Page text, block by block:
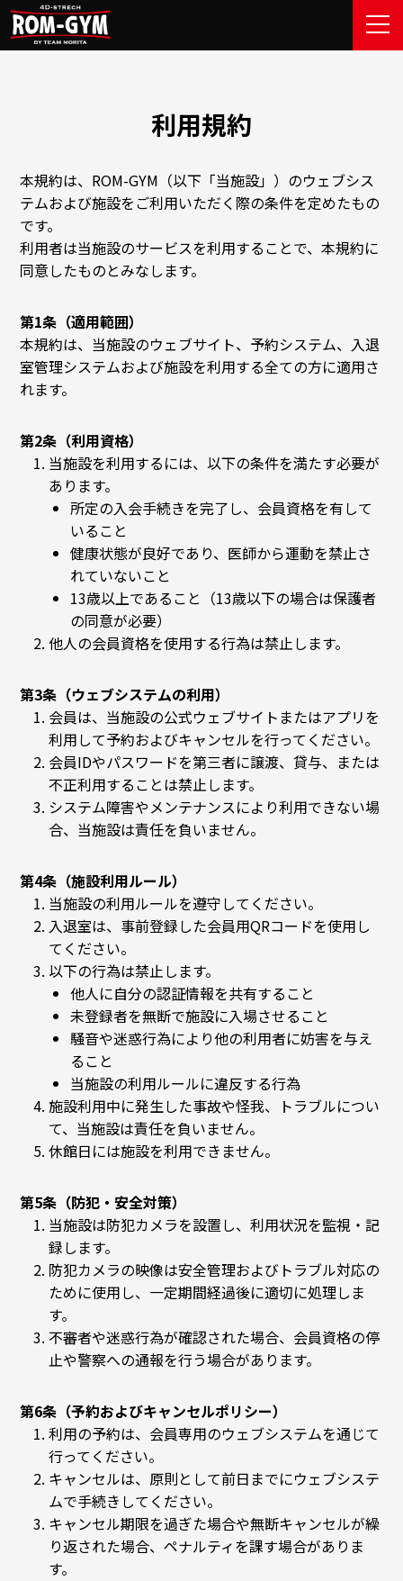
メニ
利用規約
本規約は、ROM-GYM（以下「当施設」）のウェブシス
テムおよび施設をご利用いただく際の条件を定めたもの
です。
利用者は当施設のサービスを利用することで、本規約に
同意したものとみなします。
第1条（適用範囲）
本規約は、当施設のウェブサイト、予約システム、入退
室管理システムおよび施設を利用する全ての方に適用さ
れます。
第2条（利用資格）
当施設を利用するには、以下の条件を満たす必要が
あります。
所定の入会手続きを完了し、会員資格を有して
いること
健康状態が良好であり、医師から運動を禁止さ
れていないこと
13歳以上であること（13歳以下の場合は保護者
の同意が必要）
他人の会員資格を使用する行為は禁止します。
第3条（ウェブシステムの利用）
会員は、当施設の公式ウェブサイトまたはアプリを
利用して予約およびキャンセルを行ってください。
会員IDやパスワードを第三者に譲渡、貸与、または
不正利用することは禁止します。
システム障害やメンテナンスにより利用できない場
合、当施設は責任を負いません。
第4条（施設利用ルール）
当施設の利用ルールを遵守してください。
入退室は、事前登録した会員用QRコードを使用し
てください。
以下の行為は禁止します。
他人に自分の認証情報を共有すること
未登録者を無断で施設に入場させること
騒音や迷惑行為により他の利用者に妨害を与え
ること
当施設の利用ルールに違反する行為
施設利用中に発生した事故や怪我、トラブルについ
て、当施設は責任を負いません。
休館日には施設を利用できません。
第5条（防犯・安全対策）
当施設は防犯カメラを設置し、利用状況を監視・記
録します。
防犯カメラの映像は安全管理およびトラブル対応の
ために使用し、一定期間経過後に適切に処理しま
す。
不審者や迷惑行為が確認された場合、会員資格の停
止や警察への通報を行う場合があります。
第6条（予約およびキャンセルポリシー）
利用の予約は、会員専用のウェブシステムを通じて
行ってください。
キャンセルは、原則として前日までにウェブシステ
ムで手続きしてください。
キャンセル期限を過ぎた場合や無断キャンセルが繰
り返された場合、ペナルティを課す場合がありま
す。